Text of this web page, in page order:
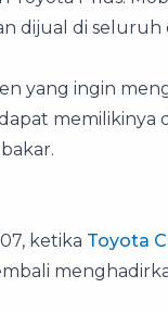
dijual di seluruh
yang ingin
memilikinya
ketika Toyota